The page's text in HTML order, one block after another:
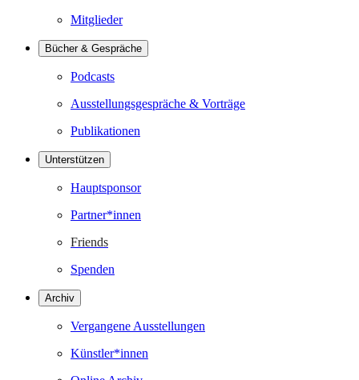
Mitglieder
Bücher & Gespräche
Podcasts
Ausstellungsgespräche & Vorträge
Publikationen
Unterstützen
Hauptsponsor
Partner*innen
Friends
Spenden
Archiv
Vergangene Ausstellungen
Künstler*innen